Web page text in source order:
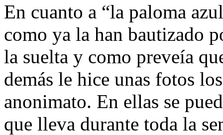
En cuanto a “la paloma
como ya la han bautizado
la suelta y como preveía
demás le hice unas fotos
anonimato. En ellas se
que lleva durante toda la